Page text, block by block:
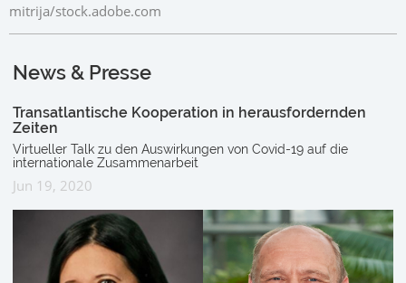
mitrija/stock.adobe.com
News & Presse
Transatlantische Kooperation in herausfordernden
Zeiten
Virtueller Talk zu den Auswirkungen von Covid-19 auf die
internationale Zusammenarbeit
Jun 19, 2020